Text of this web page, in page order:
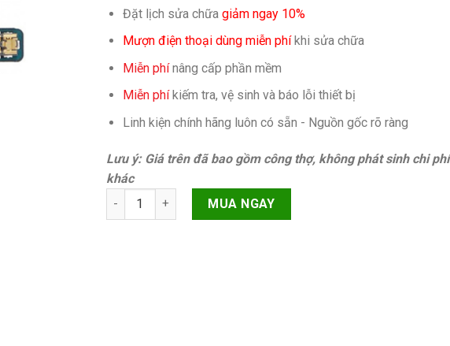
Đặt lịch sửa chữa giảm ngay 10%
Mượn điện thoại dùng miễn phíkhi sửa chữa
Miễn phínâng cấp phần mềm
Miễn phíkiếm tra, vệ sinh và báo lỗi thiết bị
Linh kiện chính hãng luôn có sẵn - Nguồn gốc rõ ràng
Lưu ý: Giá trên đã bao gồm công thợ, không phát sinh chi phí
khác
Camera trước Samsung Galaxy S10 Plus G975 quantity
MUA NGAY